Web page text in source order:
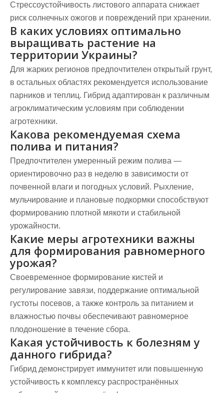
Стрессоустойчивость листового аппарата снижает
риск солнечных ожогов и повреждений при хранении.
В каких условиях оптимально
выращивать растение на
территории Украины?
Для жарких регионов предпочтителен открытый грунт,
в остальных областях рекомендуется использование
парников и теплиц. Гибрид адаптирован к различным
агроклиматическим условиям при соблюдении
агротехники.
Какова рекомендуемая схема
полива и питания?
Предпочтителен умеренный режим полива —
ориентировочно раз в неделю в зависимости от
почвенной влаги и погодных условий. Рыхление,
мульчирование и плановые подкормки способствуют
формированию плотной мякоти и стабильной
урожайности.
Какие меры агротехники важны
для формирования равномерного
урожая?
Своевременное формирование кистей и
регулирование завязи, поддержание оптимальной
густоты посевов, а также контроль за питанием и
влажностью почвы обеспечивают равномерное
плодоношение в течение сбора.
Какая устойчивость к болезням у
данного гибрида?
Гибрид демонстрирует иммунитет или повышенную
устойчивость к комплексу распространённых